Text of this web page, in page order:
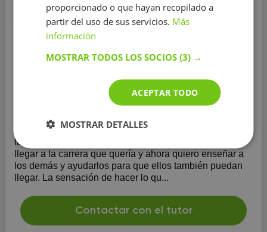
Química
más de 1 año
Clases para alumnos que quieran superarse.
mucho de manera dinámica para que los alumnos
tengan ganas de aprender y el aprendizaje sea más
fácil y entretenido. Gracias a mis técnicas he podido
llegar a la carrera que quería y ahora quiero enseñar a
los demás y ayudarlos para que ellos también puedan
llegar. La sensación de hacer lo qu...
Contactar con el tutor
proporcionado o que hayan recopilado a
partir del uso de sus servicios. Más
información
MOSTRAR TODOS LOS SOCIOS(3) →
ACEPTAR TODO
MOSTRAR DETALLES